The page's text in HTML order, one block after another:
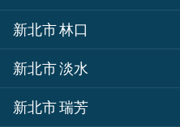
新北市 林口
新北市 淡水
新北市 瑞芳